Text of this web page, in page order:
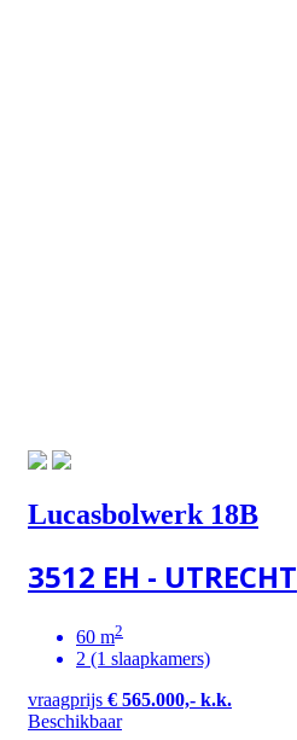
Lucasbolwerk 18B
3512 EH - UTRECHT
60 m2
2 (1 slaapkamers)
vraagprijs € 565.000,- k.k.
Beschikbaar